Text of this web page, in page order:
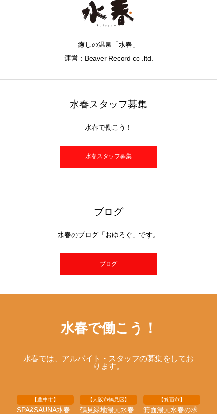
癒しの温泉「水春」
運営：Beaver Record co ,ltd.
水春スタッフ募集
水春で働こう！
水春スタッフ募集
ブログ
水春のブログ「おゆろぐ」です。
ブログ
水春で働こう！
水春では、アルバイト・スタッフの募集をしてお
ります。
【豊中市】
SPA&SAUNA水春
【大阪市鶴見区】
鶴見緑地湯元水春
【箕面市】
箕面湯元水春の求